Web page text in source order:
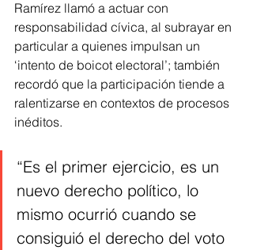
Ramírez llamó a actuar con
responsabilidad cívica, al subrayar en
particular a quienes impulsan un
‘intento de boicot electoral’; también
recordó que la participación tiende a
ralentizarse en contextos de procesos
inéditos.
“Es el primer ejercicio, es un
nuevo derecho político, lo
mismo ocurrió cuando se
consiguió el derecho del voto